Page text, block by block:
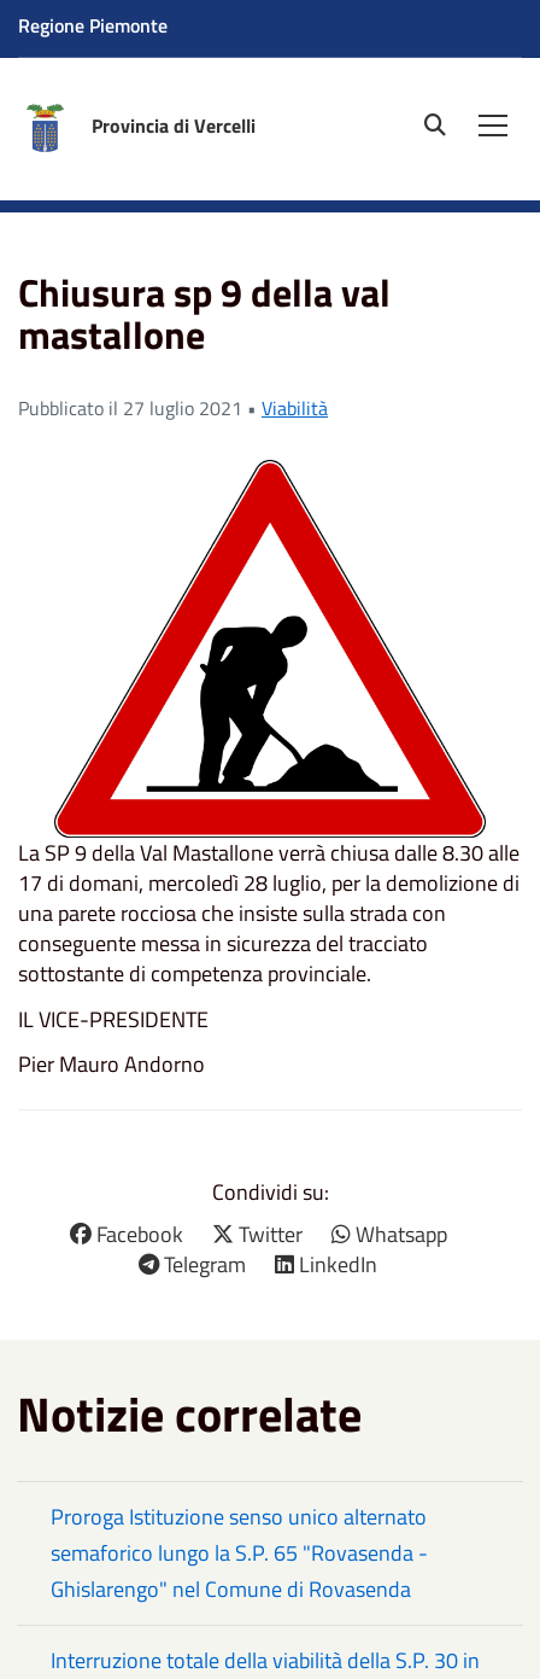
Regione Piemonte
Provincia di Vercelli site.searc
Home News Chiusura sp 9 della val mastallone
Chiusura sp 9 della val
mastallone
Pubblicato il 27 luglio 2021 • Viabilità
La SP 9 della Val Mastallone verrà chiusa dalle 8.30 alle
17 di domani, mercoledì 28 luglio, per la demolizione di
una parete rocciosa che insiste sulla strada con
conseguente messa in sicurezza del tracciato
sottostante di competenza provinciale.
IL VICE-PRESIDENTE
Pier Mauro Andorno
Condividi su:
Facebook
Twitter
Whatsapp
Telegram
LinkedIn
Notizie correlate
Proroga Istituzione senso unico alternato
semaforico lungo la S.P. 65 "Rovasenda -
Ghislarengo" nel Comune di Rovasenda
Interruzione totale della viabilità della S.P. 30 in